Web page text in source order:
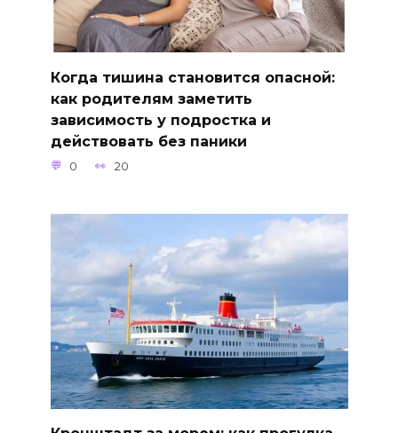
Когда тишина становится опасной:
как родителям заметить
зависимость у подростка и
действовать без паники
0 20